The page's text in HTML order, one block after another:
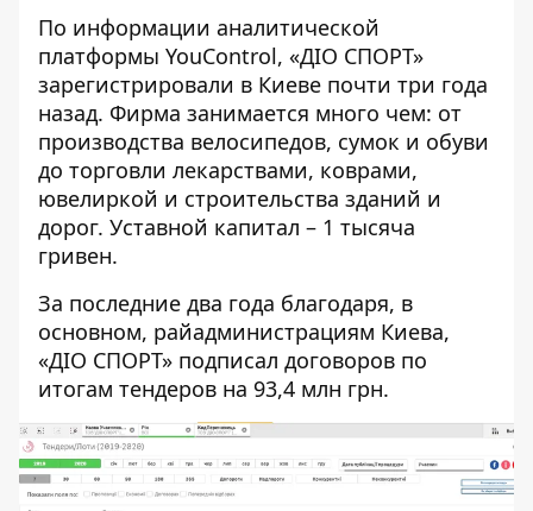
По информации аналитической
платформы YouControl, «ДІО СПОРТ»
зарегистрировали в Киеве почти три года
назад. Фирма занимается много чем: от
производства велосипедов, сумок и обуви
до торговли лекарствами, коврами,
ювелиркой и строительства зданий и
дорог. Уставной капитал – 1 тысяча
гривен.
За последние два года благодаря, в
основном, райадминистрациям Киева,
«ДІО СПОРТ» подписал договоров по
итогам тендеров на 93,4 млн грн.